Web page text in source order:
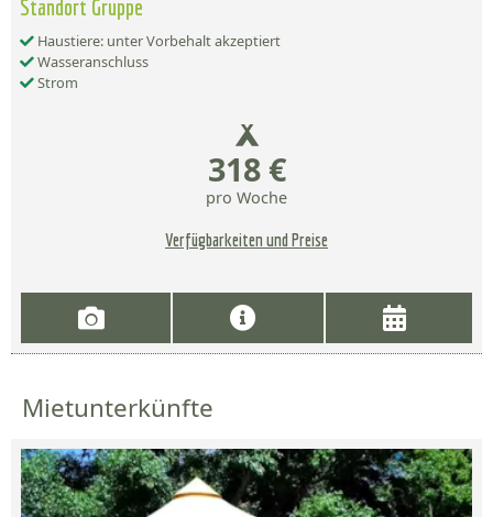
Standort Gruppe
Haustiere: unter Vorbehalt akzeptiert
Wasseranschluss
Strom
318 €
pro Woche
Verfügbarkeiten und Preise
Mietunterkünfte